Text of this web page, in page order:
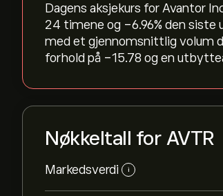
Dagens aksjekurs for Avantor
24 timene og ‎-6.96‎% den siste
med et gjennomsnittlig volum
forhold på -15.78 og en
Nøkkeltall for AVTR
Markedsverdi i